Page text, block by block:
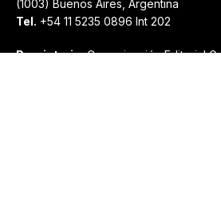
(1003) Buenos Aires, Argentina
Tel. +54 11 5235 0896 Int 202
Propietario:Comunicación Editorial